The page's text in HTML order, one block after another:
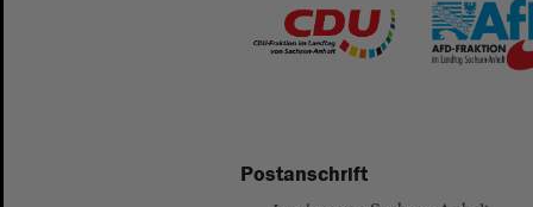
Postanschrift